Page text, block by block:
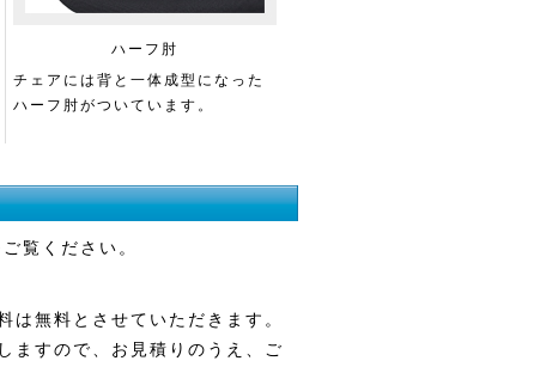
ハーフ肘
チェアには背と一体成型になった
ハーフ肘がついています。
覧ください。
は無料とさせていただきます。
ますので、お見積りのうえ、ご